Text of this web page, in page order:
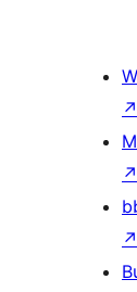
↗
↗
↗